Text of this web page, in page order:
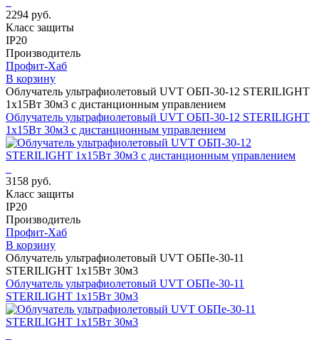
2294 руб.
Класс защиты
IP20
Производитель
Профит-Хаб
В корзину
Облучатель ультрафиолетовый UVT ОБП-30-12 STERILIGHT
1х15Вт 30м3 с дистанционным управлением
Облучатель ультрафиолетовый UVT ОБП-30-12 STERILIGHT
1х15Вт 30м3 с дистанционным управлением
3158 руб.
Класс защиты
IP20
Производитель
Профит-Хаб
В корзину
Облучатель ультрафиолетовый UVT ОБПе-30-11
STERILIGHT 1х15Вт 30м3
Облучатель ультрафиолетовый UVT ОБПе-30-11
STERILIGHT 1х15Вт 30м3